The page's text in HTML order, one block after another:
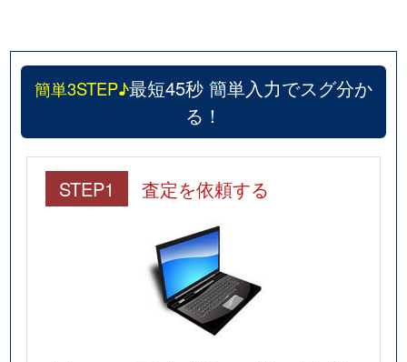
簡単3STEP♪最短45秒 簡単入力でスグ分か
る！
STEP1 査定を依頼する